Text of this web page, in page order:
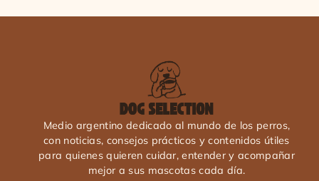
Medio argentino dedicado al mundo de los perros,
con noticias, consejos prácticos y contenidos útiles
para quienes quieren cuidar, entender y acompañar
mejor a sus mascotas cada día.